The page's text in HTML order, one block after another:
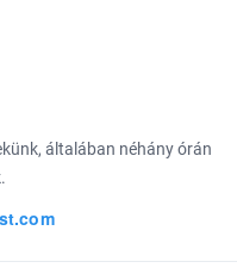
általában néhány órán